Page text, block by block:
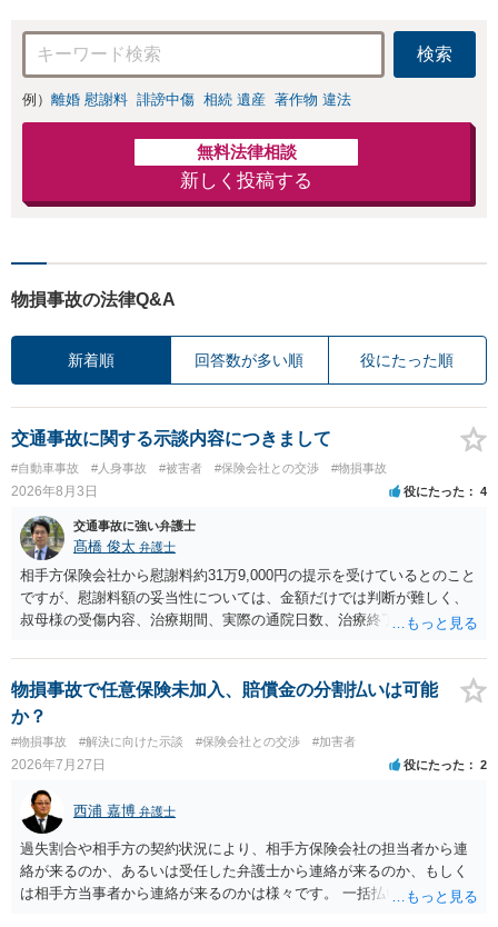
を正確に読み取り
ます。【東京都在
住以外の方も対
応】
検索
例） 離婚 慰謝料 誹謗中傷 相続 遺産 著作物 違法
無料法律相談
新しく投稿する
物損事故の法律Q&A
新着順 回答数が多い順 役にたった順
交通事故に関する示談内容につきまして
#自動車事故 #人身事故 #被害者 #保険会社との交渉 #物損事故
2026年8月3日 役にたった 4
交通事故に強い弁護士
髙橋 俊太 弁護士
相手方保険会社から慰謝料約31万9,000円の提示を受けているとのこと
ですが、慰謝料額の妥当性については、金額だけでは判断が難しく、
叔母様の受傷内容、治療期間、実際の通院日数、治療終了の経緯、後
確認する必要があります。保険会社から提示される慰謝料額について
は、弁護士が介入することにより増額を検討できる場合がありますの
で、以下の資料・情報を準備した上で、弁護士に個別に相談すること
をお勧めいたします。 ・相手方保険会社から届いている示談金額の提
示書類 ・叔母様の診断名、けがの内容 ・治療開始日及び治療終了日
・入院の有無、通院回数 ・現在も症状が残っているか ・叔母様ご本人
やご家族等が加入している保険に、今回の事故で利用できる弁護士費
用特約が付帯しているか なお、被害者は叔母様ご本人となりますの
で、弁護士が受任する場合には、叔母様ご本人の依頼意思等を確認す
る必要があります。日本語での十分な意思疎通が難しいとのことです
ので、そのあたりのご事情も踏まえて、依頼意思の確認方法等を検討
物損事故で任意保険未加入、賠償金の分割払いは可能
か？
#物損事故 #解決に向けた示談 #保険会社との交渉 #加害者
2026年7月27日 役にたった 2
西浦 嘉博 弁護士
過失割合や相手方の契約状況により、相手方保険会社の担当者から連
絡が来るのか、あるいは受任した弁護士から連絡が来るのか、もしく
は相手方当事者から連絡が来るのかは様々です。 一括払いや分割払い